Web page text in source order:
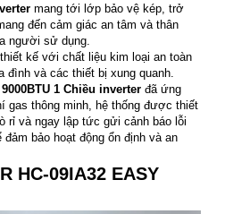
mang tới lớp bảo vệ kép, trở
đến cảm giác an tâm và thân
người sử dụng.
kế với chất liệu kim loại an toàn
đình và các thiết bị xung quanh.
1 Chiều inverter đã ứng
gas thông minh, hệ thống được thiết
rỉ và ngay lập tức gửi cảnh báo lỗi
bảo hoạt động ổn định và an
HC-09IA32 EASY